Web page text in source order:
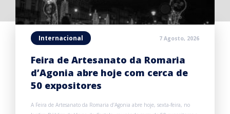
Internacional 7 Agosto, 2026
Feira de Artesanato da Romaria
d’Agonia abre hoje com cerca de
50 expositores
A Feira de Artesanato da Romaria d’Agonia abre hoje, sexta-feira, no